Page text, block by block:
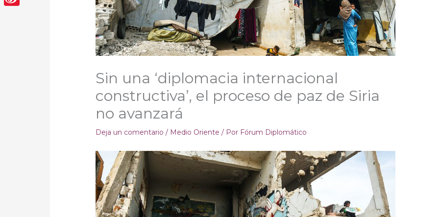
Sin una ‘diplomacia internacional
constructiva’, el proceso de paz de Siria
no avanzará
Deja un comentario / Medio Oriente / Por Fórum Diplomático